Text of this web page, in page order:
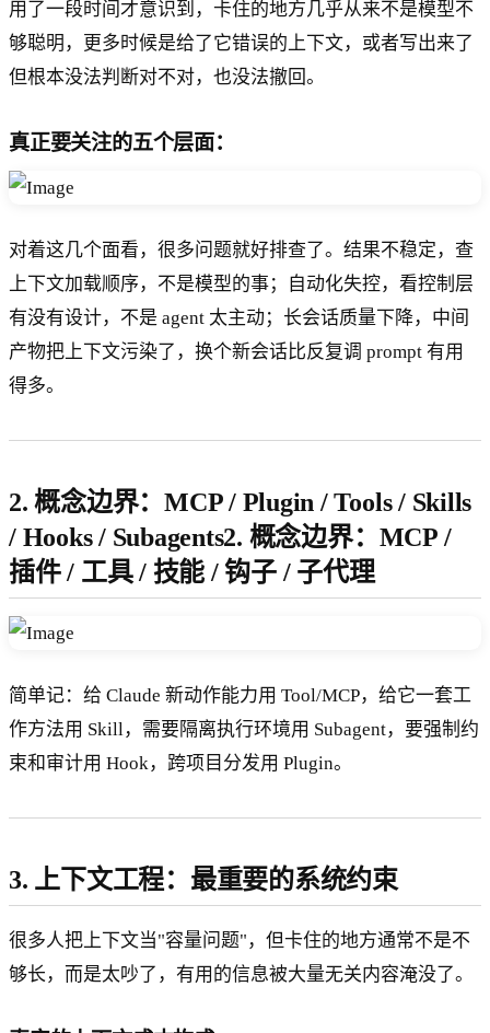
用了一段时间才意识到，卡住的地方几乎从来不是模型不
够聪明，更多时候是给了它错误的上下文，或者写出来了
但根本没法判断对不对，也没法撤回。
真正要关注的五个层面：
对着这几个面看，很多问题就好排查了。结果不稳定，查
上下文加载顺序，不是模型的事；自动化失控，看控制层
有没有设计，不是 agent 太主动；长会话质量下降，中间
产物把上下文污染了，换个新会话比反复调 prompt 有用
得多。
2. 概念边界：MCP / Plugin / Tools / Skills
/ Hooks / Subagents2. 概念边界：MCP /
插件 / 工具 / 技能 / 钩子 / 子代理
简单记：给 Claude 新动作能力用 Tool/MCP，给它一套工
作方法用 Skill，需要隔离执行环境用 Subagent，要强制约
束和审计用 Hook，跨项目分发用 Plugin。
3. 上下文工程：最重要的系统约束
很多人把上下文当"容量问题"，但卡住的地方通常不是不
够长，而是太吵了，有用的信息被大量无关内容淹没了。